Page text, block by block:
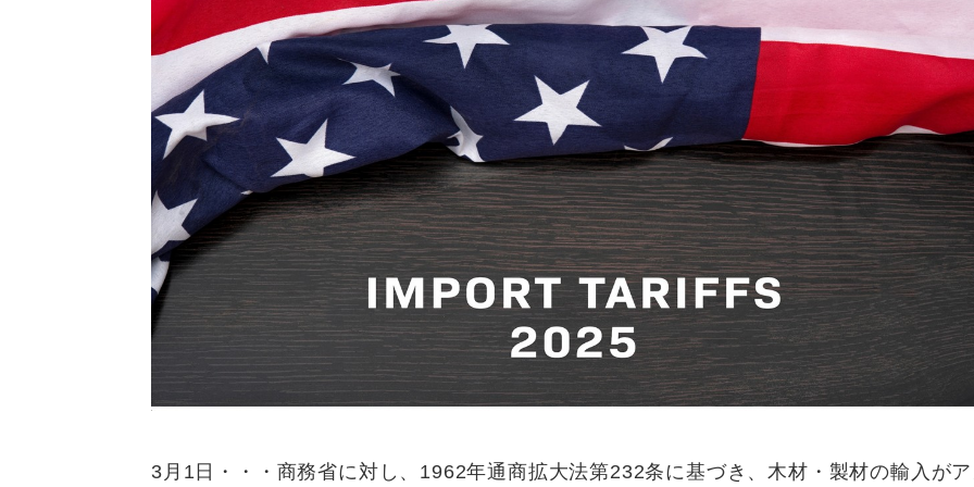
3月1日・・・商務省に対し、1962年通商拡大法第232条に基づき、木材・製材の輸入が